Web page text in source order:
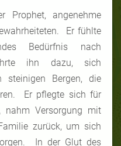
Prophet, angenehme
Er fühlte
Bedürfnis nach
ihn dazu, sich
steinigen Bergen, die
Er pflegte sich für
nahm Versorgung mit
zurück, um sich
In der Glut des